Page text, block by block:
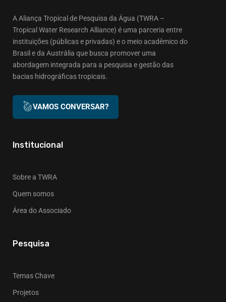
A Aliança Tropical de Pesquisa da Água (TWRA –
Tropical Water Research Alliance) é uma parceria entre
instituições (públicas e privadas) e o meio acadêmico do
Brasil e da Austrália que busca promover uma
abordagem integrada para a pesquisa e gestão das
bacias hidrográficas tropicais.
VAMOS CONVERSAR?
Institucional
Sobre a TWRA
Quem somos
Área do Associado
Pesquisa
Temas Chave
Projetos